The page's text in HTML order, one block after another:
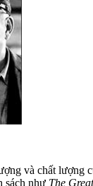
và chất lượng
sách như The